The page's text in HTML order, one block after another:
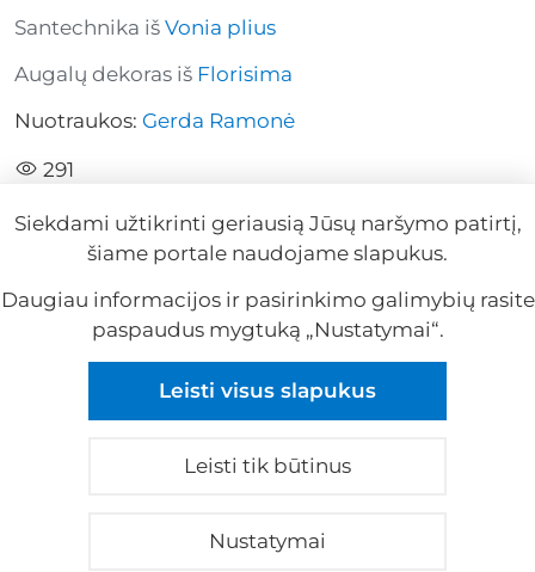
Santechnika iš Vonia plius
Augalų dekoras iš Florisima
Nuotraukos: Gerda Ramonė
291
Reklama
Kontaktai |Privatumo politika
Siekdami užtikrinti geriausią Jūsų naršymo patirtį,
šiame portale naudojame slapukus.
Daugiau informacijos ir pasirinkimo galimybių rasite
paspaudus mygtuką „Nustatymai“.
Leisti visus slapukus
Leisti tik būtinus
Nustatymai